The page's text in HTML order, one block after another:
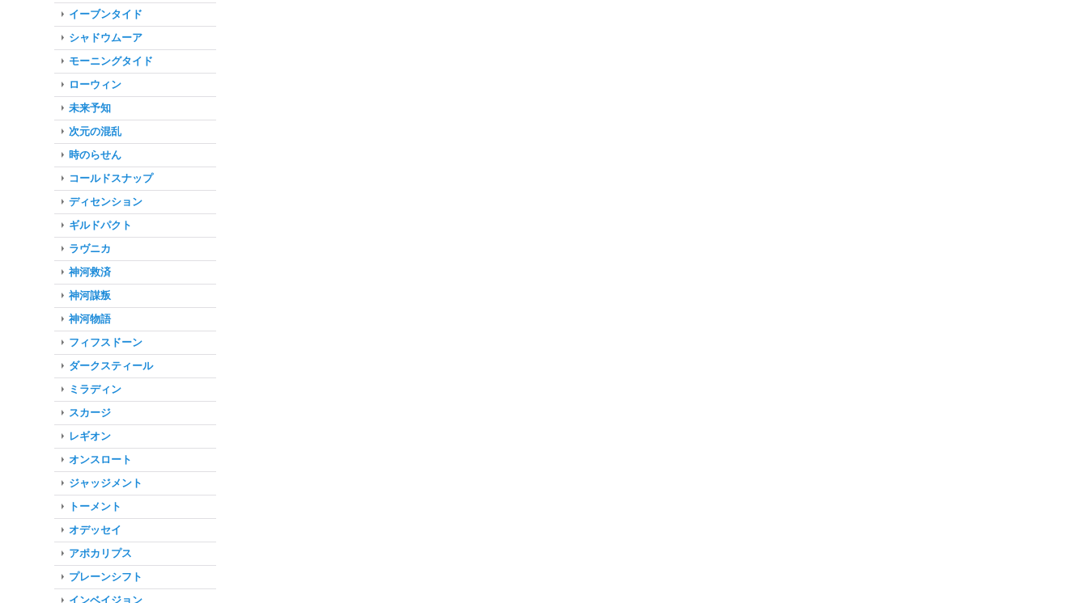
イーブンタイド
シャドウムーア
モーニングタイド
ローウィン
未来予知
次元の混乱
時のらせん
コールドスナップ
ディセンション
ギルドパクト
ラヴニカ
神河救済
神河謀叛
神河物語
フィフスドーン
ダークスティール
ミラディン
スカージ
レギオン
オンスロート
ジャッジメント
トーメント
オデッセイ
アポカリプス
プレーンシフト
インベイジョン